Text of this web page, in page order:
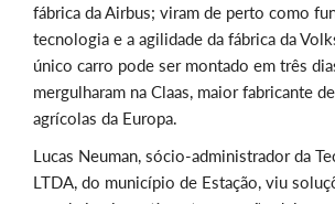
fábrica da Airbus; viram de perto como
tecnologia e a agilidade da fábrica da
único carro pode ser montado em três
mergulharam na Claas, maior fabricante
agrícolas da Europa.
Lucas Neuman, sócio-administrador da
LTDA, do município de Estação, viu